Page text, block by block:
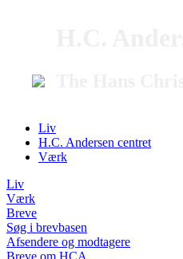
Liv
H.C. Andersen centret
Værk
Liv
Værk
Breve
Søg i brevbasen
Afsendere og modtagere
Breve om HCA